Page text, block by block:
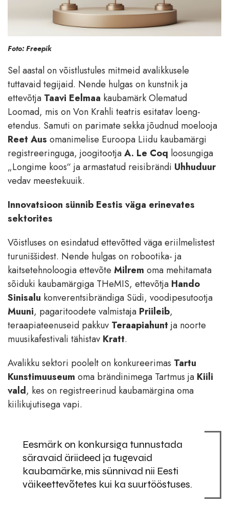
Foto: Freepik
Sel aastal on võistlustules mitmeid avalikkusele
tuttavaid tegijaid. Nende hulgas on kunstnik ja
ettevõtja Taavi Eelmaa kaubamärk Olematud
Loomad, mis on Von Krahli teatris esitatav loeng-
etendus. Samuti on parimate sekka jõudnud moelooja
Reet Aus omanimelise Euroopa Liidu kaubamärgi
registreeringuga, joogitootjaA. Le Coq loosungiga
„Longime koos“ ja armastatud reisibrändi Uhhuduur
vedav meestekuuik.
Innovatsioon sünnib Eestis väga erinevates
sektorites
Võistluses on esindatud ettevõtted väga eriilmelistest
turuniššidest. Nende hulgas on robootika- ja
kaitsetehnoloogia ettevõte Milrem oma mehitamata
sõiduki kaubamärgiga THeMIS, ettevõtja Hando
Sinisalu konverentsibrändiga Südi, voodipesutootja
Muuni, pagaritoodete valmistaja Priileib,
teraapiateenuseid pakkuv Teraapiahunt ja noorte
muusikafestivali tähistav Kratt.
Avalikku sektori poolelt on konkureerimas Tartu
Kunstimuuseum oma brändinimega Tartmus ja Kiili
vald, kes on registreerinud kaubamärgina oma
kiilikujutisega vapi.
Eesmärk on konkursiga tunnustada
säravaid äriideed ja tugevaid
kaubamärke, mis sünnivad nii Eesti
väikeettevõtetes kui ka suurtööstuses.